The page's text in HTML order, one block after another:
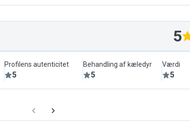
5
Profilens autenticitet
5
Behandling af kæledyr
5
Værdi
5